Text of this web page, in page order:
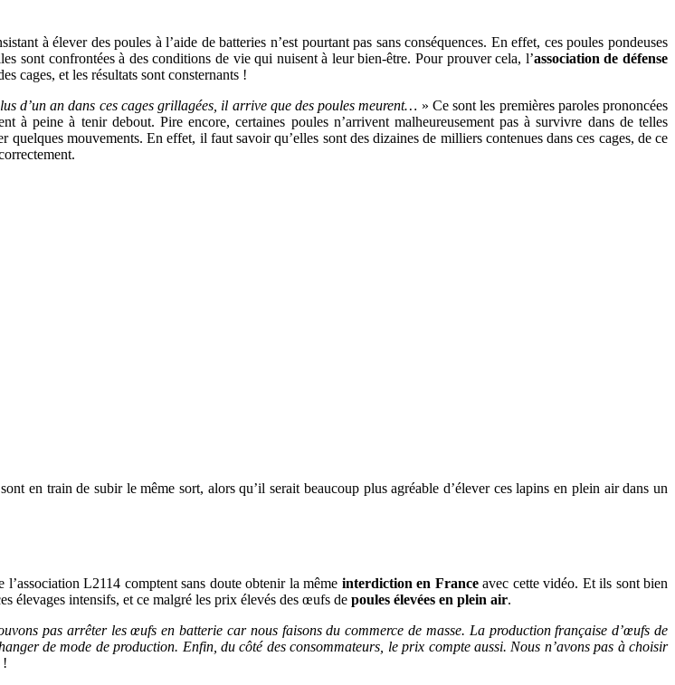
à élever des poules à l’aide de batteries n’est pourtant pas sans conséquences. En effet, ces poules pondeuses
sont confrontées à des conditions de vie qui nuisent à leur bien-être. Pour prouver cela, l’association de défense
cages, et les résultats sont consternants !
d’un an dans ces cages grillagées, il arrive que des poules meurent… » Ce sont les premières paroles prononcées
à peine à tenir debout. Pire encore, certaines poules n’arrivent malheureusement pas à survivre dans de telles
mouvements. En effet, il faut savoir qu’elles sont des dizaines de milliers contenues dans ces cages, de ce
en train de subir le même sort, alors qu’il serait beaucoup plus agréable d’élever ces lapins en plein air dans un
L2114 comptent sans doute obtenir la même interdiction en Franceavec cette vidéo. Et ils sont bien
élevages intensifs, et ce malgré les prix élevés des œufs de poules élevées en plein air.
pas arrêter les œufs en batterie car nous faisons du commerce de masse. La production française d’œufs de
de mode de production. Enfin, du côté des consommateurs, le prix compte aussi. Nous n’avons pas à choisir
!